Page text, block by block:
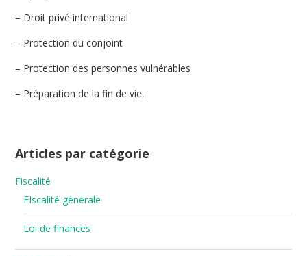
– Droit privé international
– Protection du conjoint
– Protection des personnes vulnérables
– Préparation de la fin de vie.
Articles par catégorie
Fiscalité
FIscalité générale
Loi de finances